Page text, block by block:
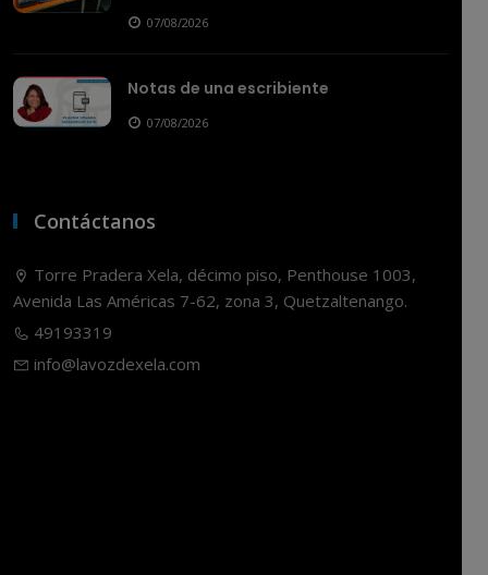
07/08/2026
Notas de una escribiente
07/08/2026
Contáctanos
Torre Pradera Xela, décimo piso, Penthouse 1003,
Avenida Las Américas 7-62, zona 3, Quetzaltenango.
49193319
info@lavozdexela.com